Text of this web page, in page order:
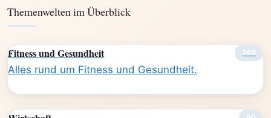
Themenwelten im Überblick
Fitness und Gesundheit 260
Alles rund um Fitness und Gesundheit.